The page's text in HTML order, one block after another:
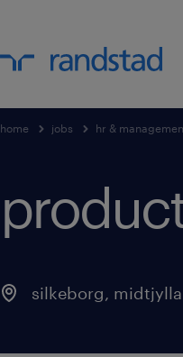
home jobs hr &
silkeborg,